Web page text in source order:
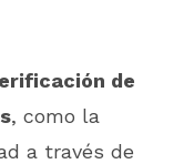
de
, como la
a través de